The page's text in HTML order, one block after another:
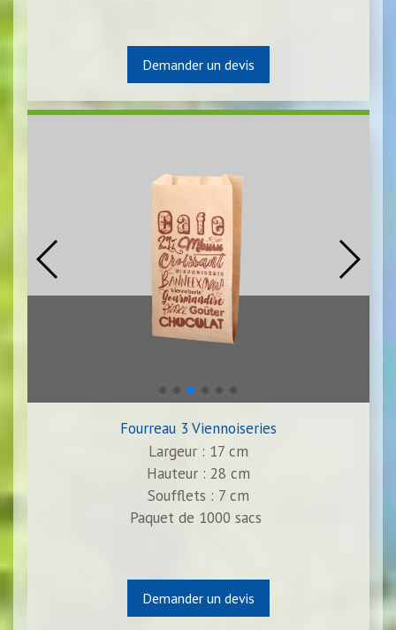
Demander un devis
Fourreau 3 Viennoiseries
Largeur : 17 cm
Hauteur : 28 cm
Soufflets : 7 cm
Paquet de 1000 sacs
Demander un devis